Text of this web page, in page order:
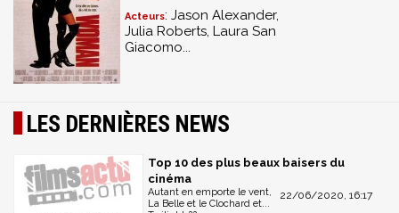
Acteurs: Jason Alexander,
Julia Roberts, Laura San
Giacomo...
LES DERNIÈRES NEWS
Top 10 des plus beaux baisers du
cinéma
22/06/2020, 16:17
Autant en emporte le vent,
La Belle et le Clochard et...